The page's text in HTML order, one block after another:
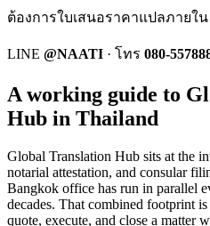
ต้องการใบเสนอราคาแปลภายใน
LINE @NAATI · โทร 080-
A working guide to
Hub in Thailand
Global Translation Hub sits at the
notarial attestation, and consular
Bangkok office has run in parallel
decades. That combined footprint
quote, execute, and close a matter